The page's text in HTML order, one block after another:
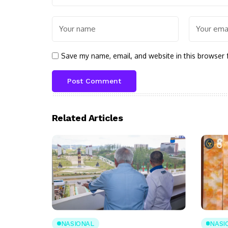
Save my name, email, and website in this
Related Articles
NASIONAL